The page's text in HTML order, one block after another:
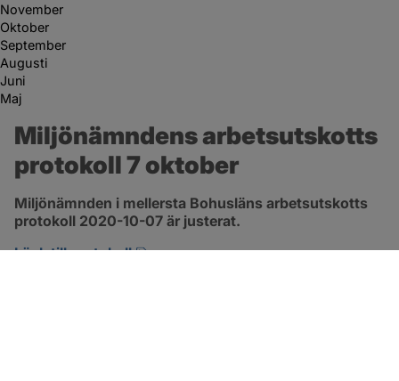
November
Oktober
September
Augusti
Juni
Maj
Miljönämndens arbetsutskotts
protokoll 7 oktober
Miljönämnden i mellersta Bohusläns arbetsutskotts
protokoll 2020-10-07 är justerat.
Länk till protokoll
pdf, 234.6 kB, öppnas i nytt fönster.